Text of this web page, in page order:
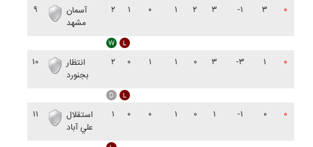
۹
آسمان
مشهد
۲ ۱ ۰ ۱ ۲ ۳ -۱ ۳ ۰
۱۰
انتظار
بجنورد
۲ ۰ ۱ ۱ ۰ ۳ -۳ ۱ ۰
۱۱
استقلال
علي آباد
۱ ۰ ۰ ۱ ۰ ۱ -۱ ۰ ۰